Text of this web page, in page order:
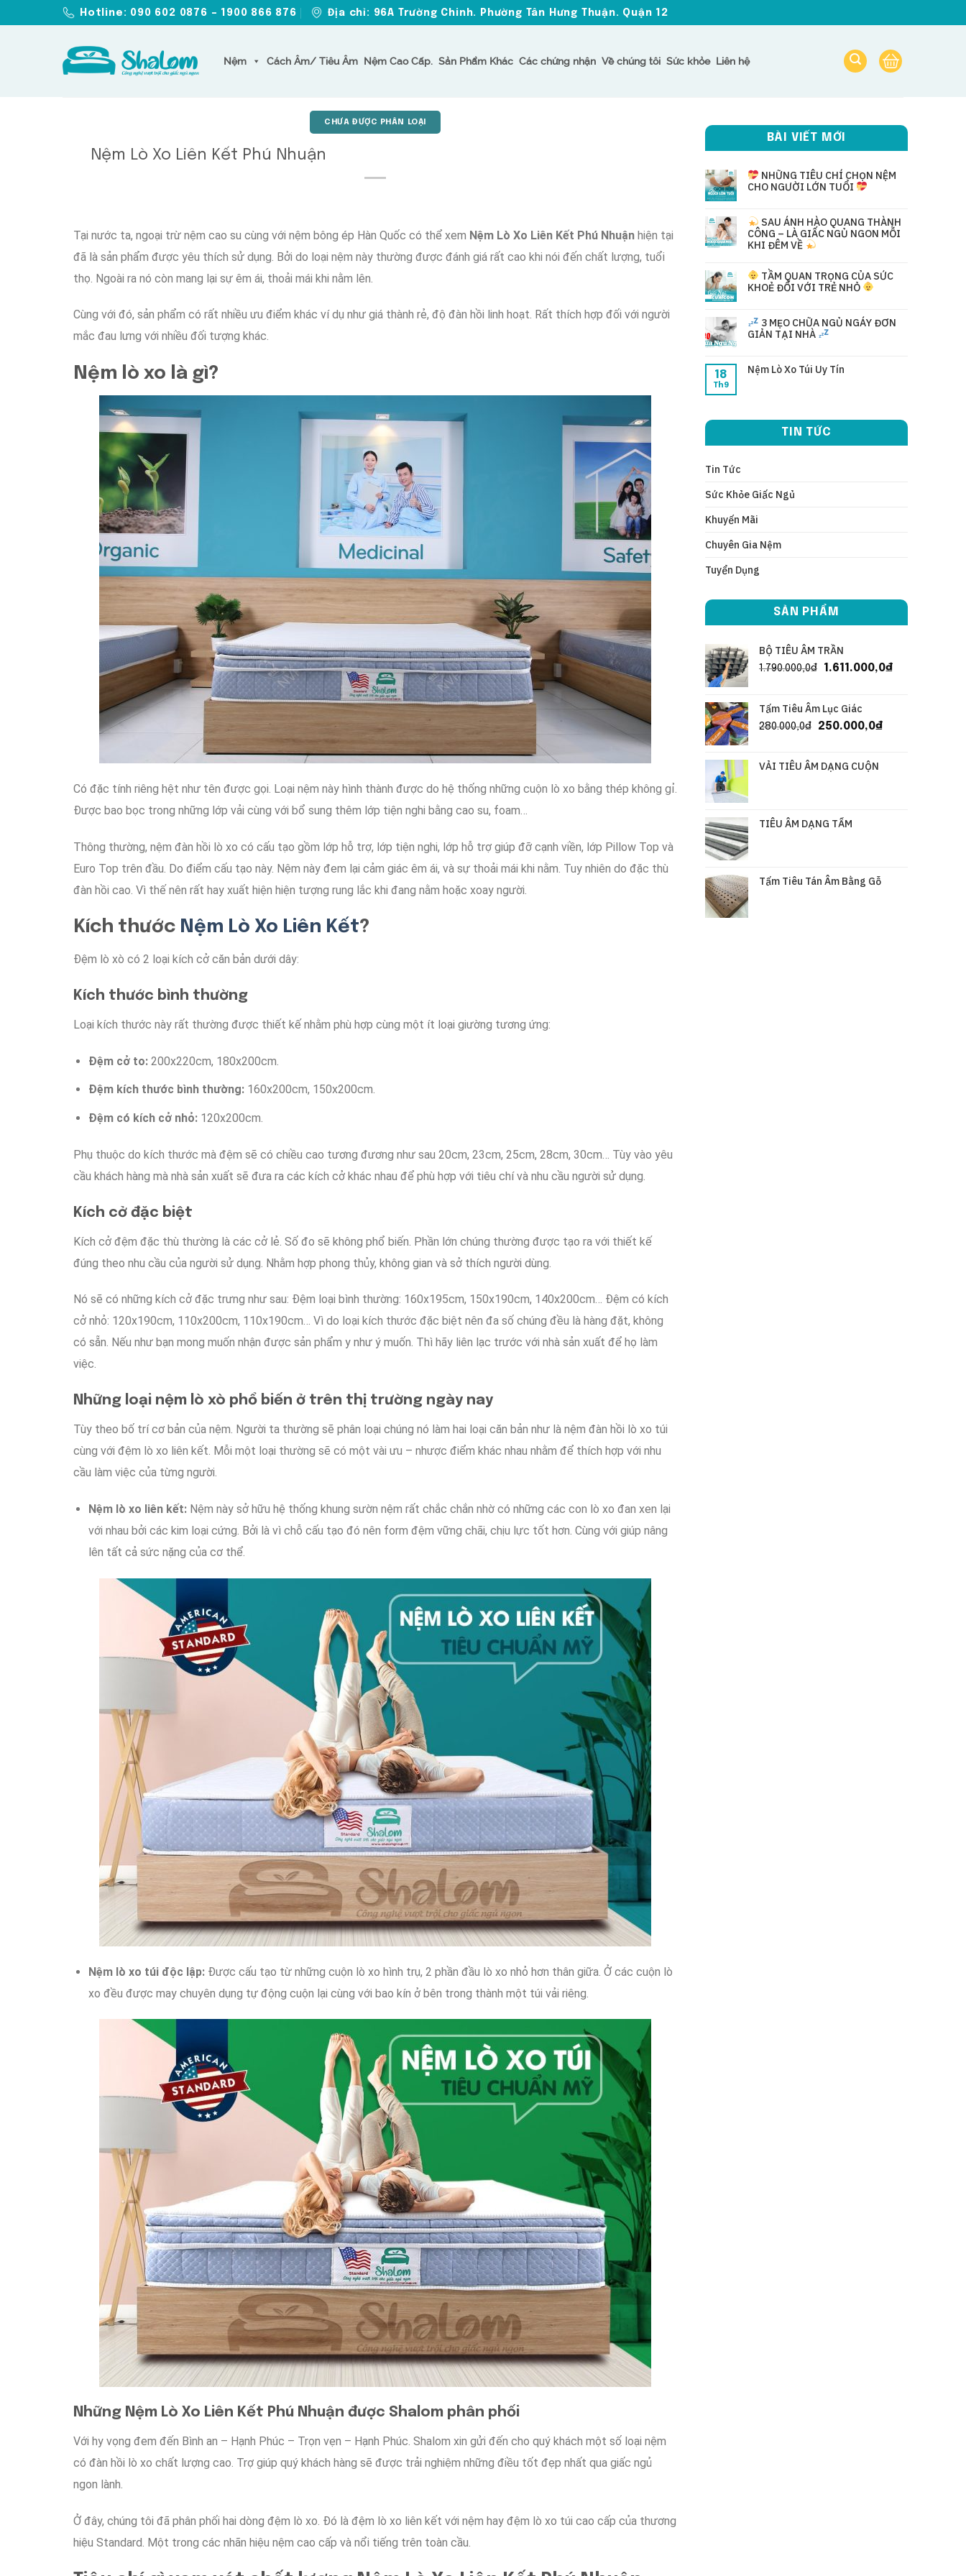
to
Hotline: 090 602 0876 – 1900 866 876 Địa chỉ: 96A Trường Chinh. Phường Tân Hưng Thuận. Quận 12
Nệm Cách Âm/ Tiêu Âm Nệm Cao Cấp. Sản Phẩm Khác Các chứng nhận Về chúng tôi Sức khỏe Liên hệ
CHƯA ĐƯỢC PHÂN LOẠI
Nệm Lò Xo Liên Kết Phú Nhuận
Tại nước ta, ngoại trừ nệm cao su cùng với nệm bông ép Hàn Quốc có thể xem Nệm Lò Xo Liên Kết Phú Nhuận hiện tại
đã là sản phẩm được yêu thích sử dụng Bởi do loại nệm này thường được đánh giá rất cao khi nói đến chất lượng, tuổi
thọ Ngoài ra nó còn mang lại sự êm ái, thoải mái khi nằm lên
Cùng với đó, sản phẩm có rất nhiều ưu điểm khác ví dụ như giá thành rẻ, độ đàn hồi linh hoạt. Rất thích hợp đối với người
mắc đau lưng với nhiều đối tượng khác.
Nệm lò xo là gì?
Có đặc tính riêng hệt như tên được gọi Loại nệm này hình thành được do hệ thống những cuộn lò xo bằng thép không gỉ
Được bao bọc trong những lớp vải cùng với bổ sung thêm lớp tiện nghi bằng cao su, foam…
Thông thường, nệm đàn hồi lò xo có cấu tạo gồm lớp hỗ trợ, lớp tiện nghi, lớp hỗ trợ giúp đỡ cạnh viền, lớp Pillow Top và
Euro Top trên đầu Do điểm cấu tạo này. Nệm này đem lại cảm giác êm ái, và sự thoải mái khi nằm Tuy nhiên do đặc thù
đàn hồi cao Vì thế nên rất hay xuất hiện hiện tượng rung lắc khi đang nằm hoặc xoay người.
Kích thước Nệm Lò Xo Liên Kết?
Đệm lò xò có 2 loại kích cở căn bản dưới dây:
Kích thước bình thường
Loại kích thước này rất thường được thiết kế nhằm phù hợp cùng một ít loại giường tương ứng:
Đệm cở to:200x220cm, 180x200cm.
Đệm kích thước bình thường: 160x200cm, 150x200cm.
Đệm có kích cở nhỏ:120x200cm.
Phụ thuộc do kích thước mà đệm sẽ có chiều cao tương đương như sau 20cm, 23cm, 25cm, 28cm, 30cm… Tùy vào yêu
cầu khách hàng mà nhà sản xuất sẽ đưa ra các kích cở khác nhau để phù hợp với tiêu chívà nhu cầu người sử dụng
Kích cở đặc biệt
Kích cở đệm đặc thù thường là các cở lẻ. Số đo sẽ không phổ biến Phần lớn chúng thường được tạo ra với thiết kế
đúng theo nhu cầu của người sử dụng Nhằm hợp phong thủy, không gian và sở thích người dùng
Nó sẽ có những kích cở đặc trưng như sau: Đệm loại bình thường: 160x195cm, 150x190cm, 140x200cm… Đệm có kích
cở nhỏ: 120x190cm, 110x200cm, 110x190cm… Vì do loại kích thước đặc biệt nên đa số chúng đều là hàng đặt, không
có sẵn. Nếu như bạn mong muốn nhận được sản phẩm y như ý muốn. Thì hãy liên lạc trước với nhà sản xuất để họ làm
việc.
Những loại nệm lò xò phổ biến ở trên thị trường ngày nay
Tùy theo bố trí cơ bản của nệm. Người ta thường sẽ phân loại chúng nó làm hai loại căn bản như là nệm đàn hồi lò xo túi
cùng với đệm lò xo liên kết. Mỗi một loại thường sẽ có một vài ưu – nhược điểm khác nhau nhằm để thích hợp với nhu
cầu làm việc của từng người.
Nệm lò xo liên kết: Nệm này sở hữu hệ thống khung sườn nệm rất chắc chắn nhờ có những các con lò xo đan xen lại
với nhau bởi các kim loại cứng. Bởi là vì chỗ cấu tạo đó nên form đệm vững chãi, chịu lực tốt hơn. Cùng với giúp nâng
lên tất cả sức nặng của cơ thể.
Nệm lò xo túi độc lập: Được cấu tạo từ những cuộn lò xo hình trụ, 2 phần đầu lò xo nhỏ hơn thân giữa. Ở các cuộn lò
xo đều được may chuyên dụng tự động cuộn lại cùng với bao kín ở bên trong thành một túi vải riêng.
Những Nệm Lò Xo Liên Kết Phú Nhuận được Shalom phân phối
Với hy vọng đem đến Bình an – Hạnh Phúc – Trọn vẹn – Hạnh Phúc. Shalom xin gửi đến cho quý khách một số loại nệm
có đàn hồi lò xo chất lượng cao. Trợ giúp quý khách hàng sẽ được trải nghiệm những điều tốt đẹp nhất qua giấc ngủ
ngon lành.
Ở đây, chúng tôi đã phân phối hai dòng đệm lò xo. Đó là đệm lò xo liên kết với nệm hay đệm lò xo túi cao cấp của thương
hiệu Standard. Một trong các nhãn hiệu nệm cao cấp và nổi tiếng trên toàn cầu.
BÀI VIẾT MỚI
NHỮNG TIÊU CHÍ CHỌN NỆM
CHO NGƯỜI LỚN TUỔI
SAU ÁNH HÀO QUANG THÀNH
CÔNG – LÀ GIẤC NGỦ NGON MỖI
KHI ĐÊM VỀ
TẦM QUAN TRỌNG CỦA SỨC
KHOẺ ĐỐI VỚI TRẺ NHỎ
3 MẸO CHỮA NGỦ NGÁY ĐƠN
GIẢN TẠI NHÀ
18
Th9
Nệm Lò Xo Túi Uy Tín
TIN TỨC
Tin Tức
Sức Khỏe Giấc Ngủ
Khuyến Mãi
Chuyên Gia Nệm
Tuyển Dụng
SẢN PHẨM
BỘ TIÊU ÂM TRẦN
1.790.000,0₫ 1.611.000,0₫
Tấm Tiêu Âm Lục Giác
280.000,0₫ 250.000,0₫
VẢI TIÊU ÂM DẠNG CUỘN
TIÊU ÂM DẠNG TẤM
Tấm Tiêu Tán Âm Bằng Gỗ